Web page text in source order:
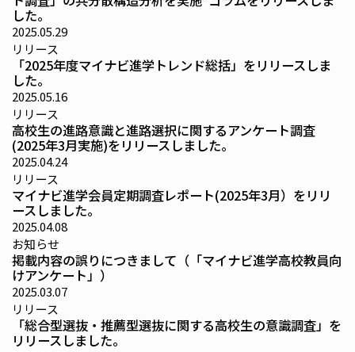
した。
2025.05.29
リリース
「2025年度マイナビ進学トレンド総括」をリリースしま
した。
2025.05.16
リリース
高校生の進路意識と進路選択に関するアンケート調査
(2025年3月実施)をリリースしました。
2025.04.24
リリース
マイナビ進学会員定期調査レポート(2025年3月）をリリ
ースしました。
2025.04.08
お知らせ
掲載内容の誤りにつきまして（「マイナビ進学高校教員向
けアンケート」）
2025.03.07
リリース
「総合型選抜・推薦型選抜に関する高校生の意識調査」を
リリースしました。